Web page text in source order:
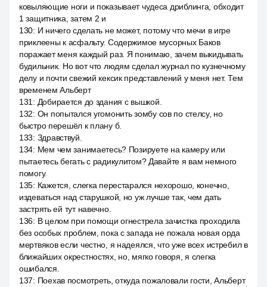
ковыляющие ноги и показывает чудеса дриблинга, обходит
1 защитника, затем 2 и
130: И ничего сделать не может, потому что мечи в игре
приклеены к асфальту. Содержимое мусорных Баков
поражает меня каждый раз. Я понимаю, зачем выкидывать
будильник. Но вот что людям сделал журнал по кузнечному
делу и почти свежий кексик представлений у меня нет. Тем
временем Альберт
131 : Добирается до здания с вышкой.
132: Он попытался угомонить зомбу сов по стелсу, но
быстро перешёл к плану б.
133: Здравствуй.
134: Мем чем занимаетесь? Позируете на камеру или
пытаетесь бегать с радикулитом? Давайте я вам немного
помогу.
135: Кажется, слегка перестарался нехорошо, конечно,
издеваться над старушкой, но уж лучше так, чем дать
застрять ей тут навечно.
136: В целом при помощи огнестрела зачистка проходила
без особых проблем, пока с запада не пожала новая орда
мертвяков если честно, я надеялся, что уже всех истребил в
ближайших окрестностях, но, мягко говоря, я слегка
ошибался.
137: Поехав посмотреть, откуда пожаловали гости, Альберт